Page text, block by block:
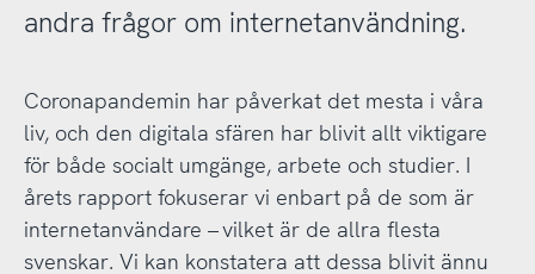
andra frågor om internetanvändning.
Coronapandemin har påverkat det mesta i våra
liv, och den digitala sfären har blivit allt viktigare
för både socialt umgänge, arbete och studier. I
årets rapport fokuserar vi enbart på de som är
internetanvändare – vilket är de allra flesta
svenskar. Vi kan konstatera att dessa blivit ännu